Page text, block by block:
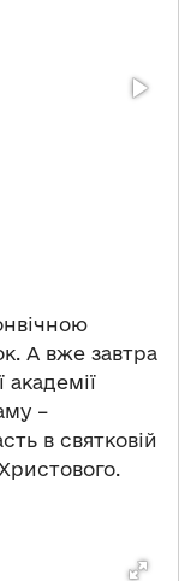
А вже завтра
академії
–
в святковій